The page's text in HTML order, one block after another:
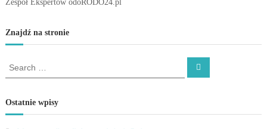
Zespół Ekspertów odoRODO24.pl
Znajdź na stronie
r
c
S
Ostatnie wpisy